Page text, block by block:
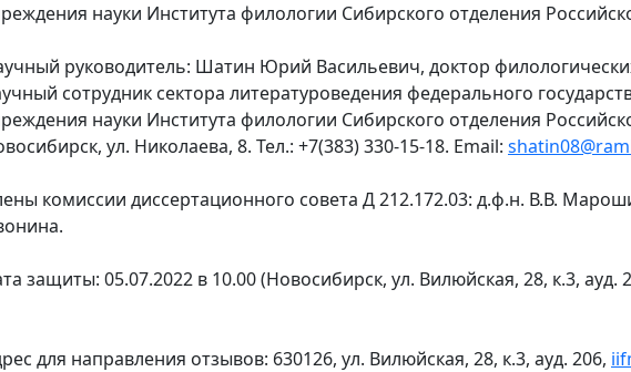
науки Института филологии Сибирского отделения
руководитель: Шатин Юрий Васильевич, доктор
сотрудник сектора литературоведения федерального
науки Института филологии Сибирского отделения
ул. Николаева, 8. Тел.: +7(383) 330-15-18. Email:
комиссии диссертационного совета Д 212.172.03: д.ф.н. В.В.
защиты: 05.07.2022 в 10.00 (Новосибирск, ул. Вилюйская, 28, к.3, ауд.
для направления отзывов: 630126, ул. Вилюйская, 28, к.3, ауд. 206,